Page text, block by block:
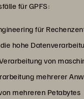
für GPFS:
für
hohe
von
mehrerer
mehreren Petabytes